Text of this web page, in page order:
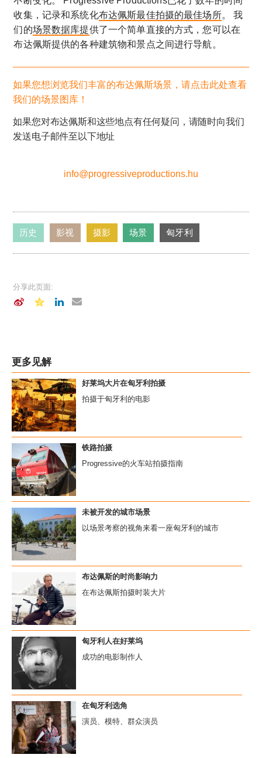
收集，记录和系统化布达佩斯最佳拍摄的最佳场所。 我
们的场景数据库提供了一个简单直接的方式，您可以在
布达佩斯提供的各种建筑物和景点之间进行导航。
如果您想浏览我们丰富的布达佩斯场景，请点击此处查看
我们的场景图库！
如果您对布达佩斯和这些地点有任何疑问，请随时向我们
发送电子邮件至以下地址
info@progressiveproductions.hu
历史 影视 摄影 场景 匈牙利
分享此页面:
更多见解
好莱坞大片在匈牙利拍摄
拍摄于匈牙利的电影
铁路拍摄
Progressive的火车站拍摄指南
未被开发的城市场景
以场景考察的视角来看一座匈牙利的城市
布达佩斯的时尚影响力
在布达佩斯拍摄时装大片
匈牙利人在好莱坞
成功的电影制作人
在匈牙利选角
演员、模特、群众演员